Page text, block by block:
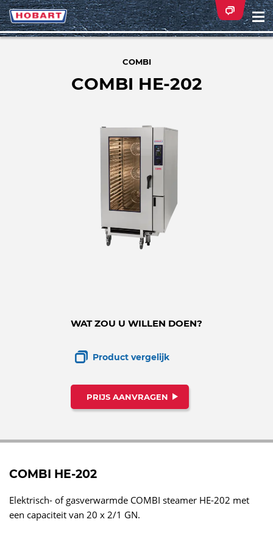
COMBI
COMBI HE-202
WAT ZOU U WILLEN DOEN?
Product vergelijk
PRIJS AANVRAGEN
COMBI HE-202
Elektrisch- of gasverwarmde COMBI steamer HE-202 met
een capaciteit van 20 x 2/1 GN.